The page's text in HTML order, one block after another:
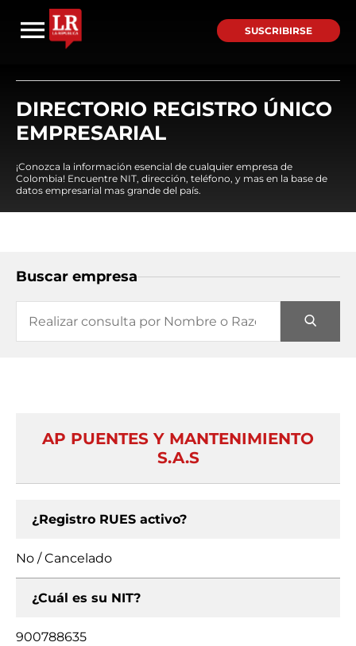
SUSCRIBIRSE
DIRECTORIO REGISTRO ÚNICO
EMPRESARIAL
¡Conozca la información esencial de cualquier empresa de
Colombia! Encuentre NIT, dirección, teléfono, y mas en la base de
datos empresarial mas grande del país.
Buscar empresa
AP PUENTES Y MANTENIMIENTO
S.A.S
¿Registro RUES activo?
No / Cancelado
¿Cuál es su NIT?
900788635